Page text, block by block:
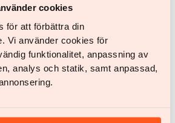
cookies
för att förbättra din
Vi använder cookies för
funktionalitet, anpassning av
analys och statik, samt anpassad,
you can starttoday
sitio web